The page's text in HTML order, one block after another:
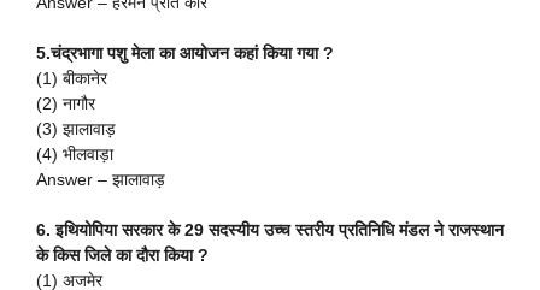
5.चंद्रभागा पशु मेला का आयोजन कहां किया गया ?
(1) बीकानेर
(2) नागौर
(3) झालावाड़
(4) भीलवाड़ा
Answer – झालावाड़
6. इथियोपिया सरकार के 29 सदस्यीय उच्च स्तरीय प्रतिनिधि मंडल ने राजस्थान
के किस जिले का दौरा किया ?
(1) अजमेर